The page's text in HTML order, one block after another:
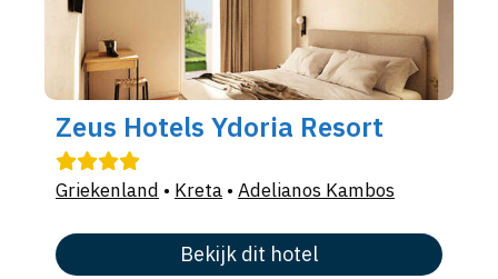
Zeus Hotels Ydoria Resort
Griekenland • Kreta • Adelianos Kambos
Bekijk dit hotel